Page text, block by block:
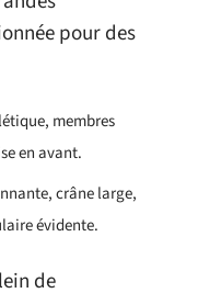
pour des
membres
en avant.
crâne large,
évidente.
de